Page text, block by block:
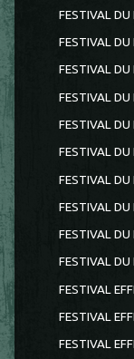
FESTIVAL DU
FESTIVAL DU
FESTIVAL DU
FESTIVAL DU
FESTIVAL DU
FESTIVAL DU
FESTIVAL DU
FESTIVAL DU
FESTIVAL
FESTIVAL
FESTIVAL
FESTIVAL
FESTIVAL